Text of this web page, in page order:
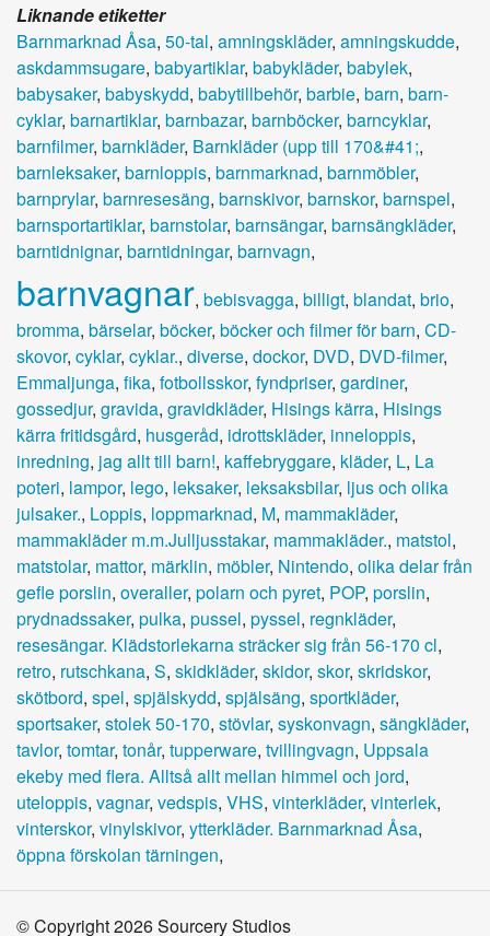
Liknande etiketter
Barnmarknad Åsa, 50-tal, amningskläder, amningskudde,
askdammsugare, babyartiklar, babykläder, babylek,
babysaker, babyskydd, babytillbehör, barbie, barn, barn-
cyklar, barnartiklar, barnbazar, barnböcker, barncyklar,
barnfilmer, barnkläder, Barnkläder (upp till 170&#41;,
barnleksaker, barnloppis, barnmarknad, barnmöbler,
barnprylar, barnresesäng, barnskivor, barnskor, barnspel,
barnsportartiklar, barnstolar, barnsängar, barnsängkläder,
barntidnignar, barntidningar, barnvagn,
barnvagnar, bebisvagga, billigt, blandat, brio,
bromma, bärselar, böcker, böcker och filmer för barn, CD-
skovor, cyklar, cyklar., diverse, dockor, DVD, DVD-filmer,
Emmaljunga, fika, fotbollsskor, fyndpriser, gardiner,
gossedjur, gravida, gravidkläder, Hisings kärra, Hisings
kärra fritidsgård, husgeråd, idrottskläder, inneloppis,
inredning, jag allt till barn!, kaffebryggare, kläder, L, La
poteri, lampor, lego, leksaker, leksaksbilar, ljus och olika
julsaker., Loppis, loppmarknad, M, mammakläder,
mammakläder m.m.Julljusstakar, mammakläder., matstol,
matstolar, mattor, märklin, möbler, Nintendo, olika delar från
gefle porslin, overaller, polarn och pyret, POP, porslin,
prydnadssaker, pulka, pussel, pyssel, regnkläder,
resesängar. Klädstorlekarna sträcker sig från 56-170 cl,
retro, rutschkana, S, skidkläder, skidor, skor, skridskor,
skötbord, spel, spjälskydd, spjälsäng, sportkläder,
sportsaker, stolek 50-170, stövlar, syskonvagn, sängkläder,
tavlor, tomtar, tonår, tupperware, tvillingvagn, Uppsala
ekeby med flera. Alltså allt mellan himmel och jord,
uteloppis, vagnar, vedspis, VHS, vinterkläder, vinterlek,
vinterskor, vinylskivor, ytterkläder. Barnmarknad Åsa,
öppna förskolan tärningen,
© Copyright 2026 Sourcery Studios